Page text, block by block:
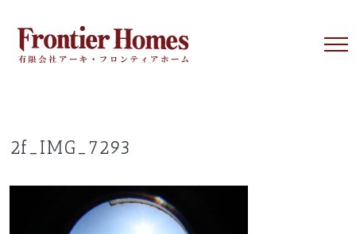
content
2f_IMG_7293